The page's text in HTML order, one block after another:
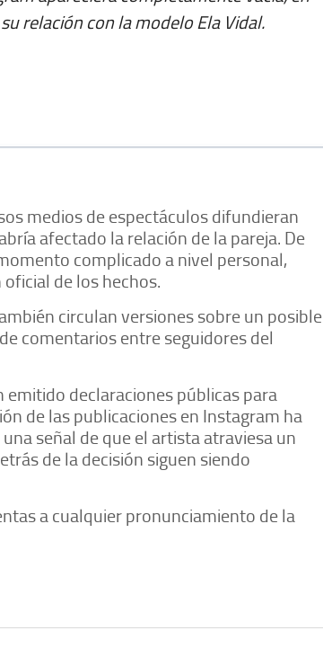
relación con la modelo Ela Vidal.
medios de espectáculos difundieran
afectado la relación de la pareja. De
complicado a nivel personal,
de los hechos.
circulan versiones sobre un posible
comentarios entre seguidores del
emitido declaraciones públicas para
de las publicaciones en Instagram ha
señal de que el artista atraviesa un
de la decisión siguen siendo
a cualquier pronunciamiento de la